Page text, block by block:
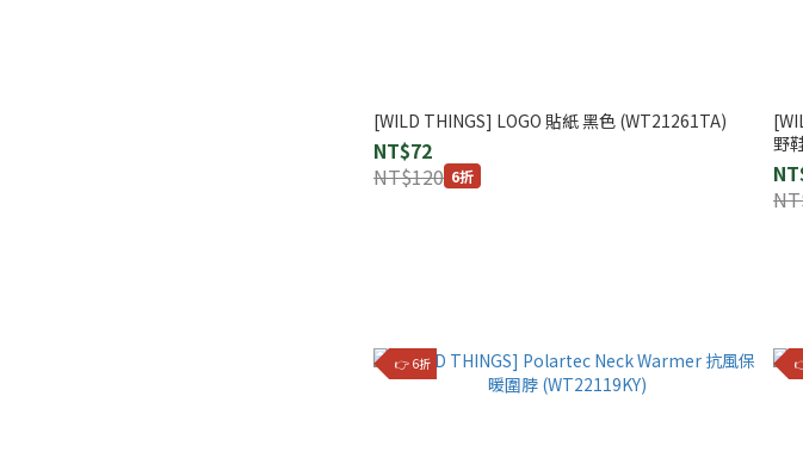
[WILD THINGS] LOGO 貼紙 黑色 (WT21261TA)
NT$72
NT$120 6折
野
👉 6折